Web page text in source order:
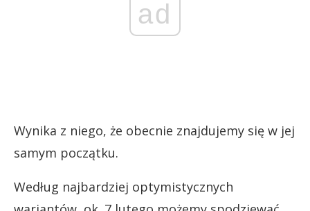
ad
Wynika z niego, że obecnie znajdujemy się w jej
samym początku.
Według najbardziej optymistycznych